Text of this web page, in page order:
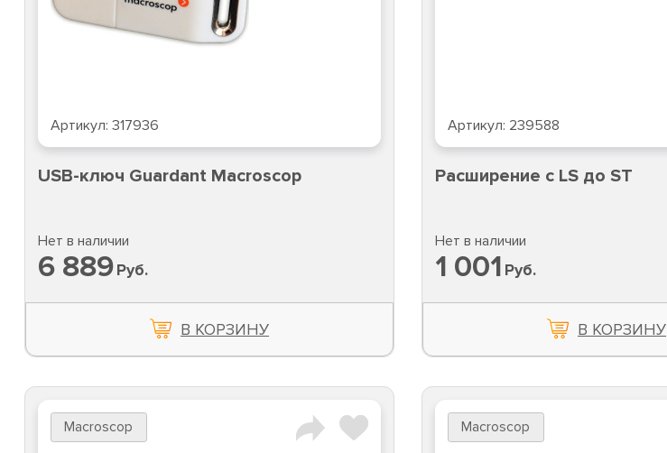
Артикул: 317936
USB-ключ Guardant Macroscop
Нет в наличии
6 889Руб.
В КОРЗИНУ
Артикул: 239588
Расширение с LS до ST
Нет в наличии
1 001 Руб.
В КОРЗИНУ
Macroscop Macroscop